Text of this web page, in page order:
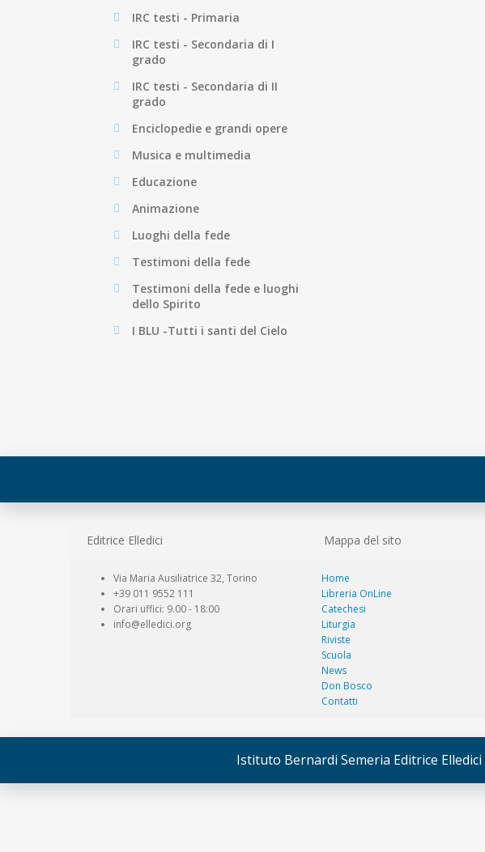
IRC testi - Primaria
IRC testi - Secondaria di I
grado
IRC testi - Secondaria di II
grado
Enciclopedie e grandi opere
Musica e multimedia
Educazione
Animazione
Luoghi della fede
Testimoni della fede
Testimoni della fede e luoghi
dello Spirito
I BLU -Tutti i santi del Cielo
Editrice Elledici Mappa del sito
Via Maria Ausiliatrice 32, Torino
+39 011 9552 111
Orari uffici: 9.00 - 18:00
info@elledici.org
Home
Libreria OnLine
Catechesi
Liturgia
Riviste
Scuola
News
Don Bosco
Contatti
Istituto Bernardi Semeria Editrice